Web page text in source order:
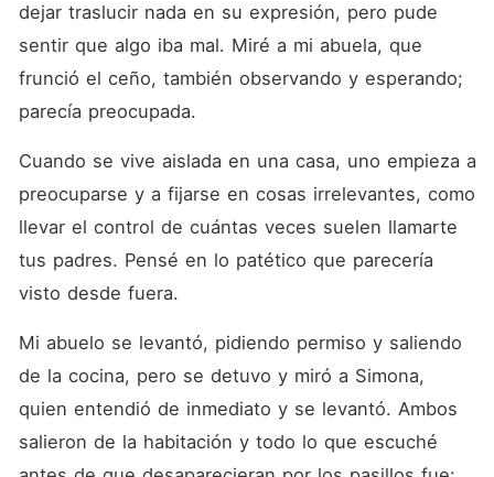
dejar traslucir nada en su expresión, pero pude
sentir que algo iba mal. Miré a mi abuela, que
frunció el ceño, también observando y esperando;
parecía preocupada.
Cuando se vive aislada en una casa, uno empieza a
preocuparse y a fijarse en cosas irrelevantes, como
llevar el control de cuántas veces suelen llamarte
tus padres. Pensé en lo patético que parecería
visto desde fuera.
Mi abuelo se levantó, pidiendo permiso y saliendo
de la cocina, pero se detuvo y miró a Simona,
quien entendió de inmediato y se levantó. Ambos
salieron de la habitación y todo lo que escuché